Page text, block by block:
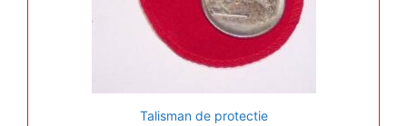
Talisman de protectie